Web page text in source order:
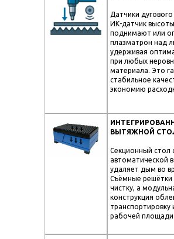
Датчики
ИК-датчик
поднимают или
плазматрон над
удерживая
при любых
материала. Это
стабильное
экономию
ВЫТЯЖНОЙ
Секционный стол
автоматической
удаляет дым во
Съёмные решётки
чистку, а
конструкция
транспортировку
рабочей площади.